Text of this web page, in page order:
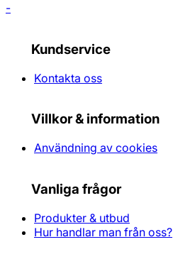
-
Kundservice
Kontakta oss
Villkor & information
Användning av cookies
Vanliga frågor
Produkter & utbud
Hur handlar man från oss?